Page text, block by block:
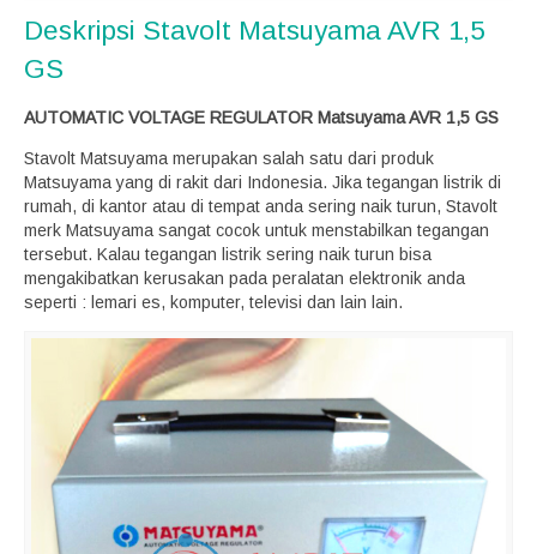
Deskripsi Stavolt Matsuyama AVR 1,5
GS
AUTOMATIC VOLTAGE REGULATOR Matsuyama AVR 1,5 GS
Stavolt Matsuyama merupakan salah satu dari produk
Matsuyama yang di rakit dari Indonesia. Jika tegangan listrik di
rumah, di kantor atau di tempat anda sering naik turun, Stavolt
merk Matsuyama sangat cocok untuk menstabilkan tegangan
tersebut. Kalau tegangan listrik sering naik turun bisa
mengakibatkan kerusakan pada peralatan elektronik anda
seperti : lemari es, komputer, televisi dan lain lain.